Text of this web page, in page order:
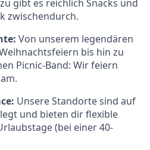
gibt es reichlich Snacks und
zwischendurch.
Von unserem legendären
bis hin zu
Picnic-Band: Wir feiern
Unsere Standorte sind auf
und bieten dir flexible
(bei einer 40-